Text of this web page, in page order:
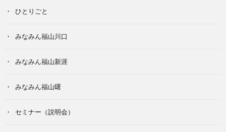
ひとりごと
みなみん福山川口
みなみん福山新涯
みなみん福山曙
セミナー（説明会）